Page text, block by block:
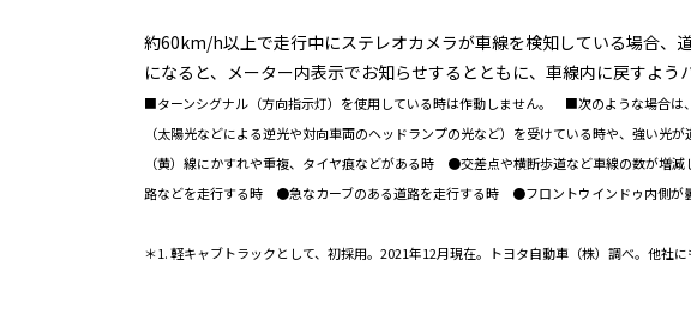
約60km/h以上で走行中にステレオカメラが車線を検知している場合、
になると、メーター内表示でお知らせするとともに、車線内に戻すよう
■ターンシグナル（方向指示灯）を使用している時は作動しません。 ■次のような場合
（太陽光などによる逆光や対向車両のヘッドランプの光など）を受けている時や、強
（黄）線にかすれや重複、タイヤ痕などがある時 ●交差点や横断歩道など車線の数が
路などを走行する時 ●急なカーブのある道路を走行する時 ●フロントウインドゥ内側が曇
＊1. 軽キャブトラックとして、初採用。2021年12月現在。トヨタ自動車（株）調べ。他社に